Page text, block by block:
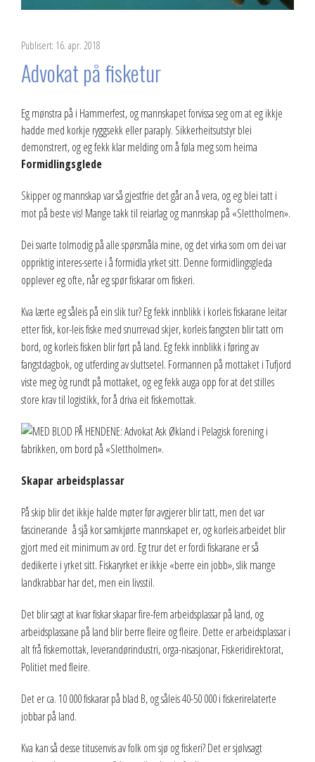
Publisert: 16. apr. 2018
Advokat på fisketur
Eg mønstra på i Hammerfest, og mannskapet forvissa seg om at eg ikkje
hadde med korkje ryggsekk eller paraply. Sikkerheitsutstyr blei
demonstrert, og eg fekk klar melding om å føla meg som heima
Formidlingsglede
Skipper og mannskap var så gjestfrie det går an å vera, og eg blei tatt i
mot på beste vis! Mange takk til reiarlag og mannskap på «Slettholmen».
Dei svarte tolmodig på alle spørsmåla mine, og det virka som om dei var
oppriktig interes-serte i å formidla yrket sitt. Denne formidlingsgleda
opplever eg ofte, når eg spør fiskarar om fiskeri.
Kva lærte eg såleis på ein slik tur? Eg fekk innblikk i korleis fiskarane leitar
etter fisk, kor-leis fiske med snurrevad skjer, korleis fangsten blir tatt om
bord, og korleis fisken blir ført på land. Eg fekk innblikk i føring av
fangstdagbok, og utferding av sluttsetel. Formannen på mottaket i Tufjord
viste meg òg rundt på mottaket, og eg fekk auga opp for at det stilles
store krav til logistikk, for å driva eit fiskemottak.
Skapar arbeidsplassar
På skip blir det ikkje halde møter før avgjerer blir tatt, men det var
fascinerande å sjå kor samkjørte mannskapet er, og korleis arbeidet blir
gjort med eit minimum av ord. Eg trur det er fordi fiskarane er så
dedikerte i yrket sitt. Fiskaryrket er ikkje «berre ein jobb», slik mange
landkrabbar har det, men ein livsstil.
Det blir sagt at kvar fiskar skapar fire-fem arbeidsplassar på land, og
arbeidsplassane på land blir berre fleire og fleire. Dette er arbeidsplassar i
alt frå fiskemottak, leverandørindustri, orga-nisasjonar, Fiskeridirektorat,
Politiet med fleire.
Det er ca. 10 000 fiskarar på blad B, og såleis 40-50 000 i fiskerirelaterte
jobbar på land.
Kva kan så desse titusenvis av folk om sjø og fiskeri? Det er sjølvsagt